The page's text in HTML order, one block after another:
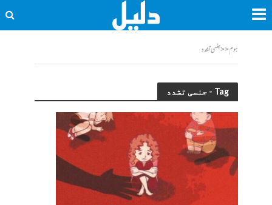
ہوم<<جنسی تشدد
Tag - جنسی تشدد